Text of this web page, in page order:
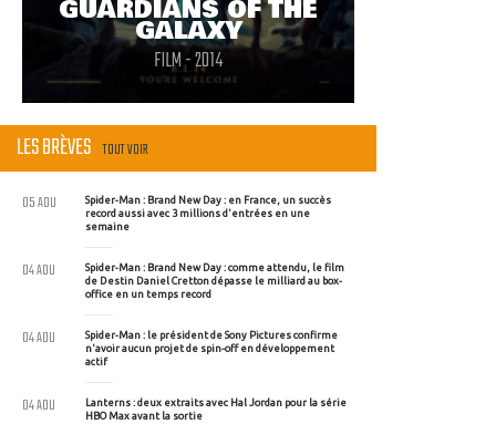
GUARDIANS OF THE
GALAXY
FILM - 2014
LES BRÈVES TOUT VOIR
Spider-Man : Brand New Day : en France, un succès
record aussi avec 3 millions d'entrées en une
semaine
05 AOU
Spider-Man : Brand New Day : comme attendu, le film
de Destin Daniel Cretton dépasse le milliard au box-
office en un temps record
04 AOU
Spider-Man : le président de Sony Pictures confirme
n'avoir aucun projet de spin-off en développement
actif
04 AOU
Lanterns : deux extraits avec Hal Jordan pour la série
HBO Max avant la sortie
04 AOU